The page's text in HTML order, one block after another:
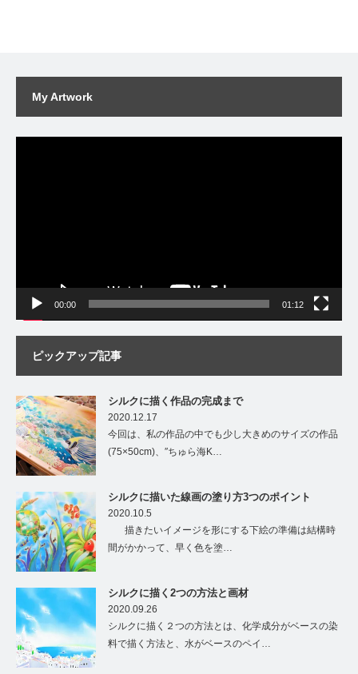
My Artwork
00:00 01:12
ピックアップ記事
シルクに描く作品の完成まで
2020.12.17
今回は、私の作品の中でも少し大きめのサイズの作品
(75×50cm)、″ちゅら海K…
シルクに描いた線画の塗り方3つのポイント
2020.10.5
描きたいイメージを形にする下絵の準備は結構時
間がかかって、早く色を塗…
シルクに描く2つの方法と画材
2020.09.26
シルクに描く２つの方法とは、化学成分がベースの染
料で描く方法と、水がベースのペイ…